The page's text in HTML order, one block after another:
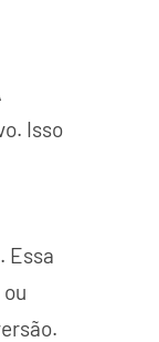
Isso
Essa